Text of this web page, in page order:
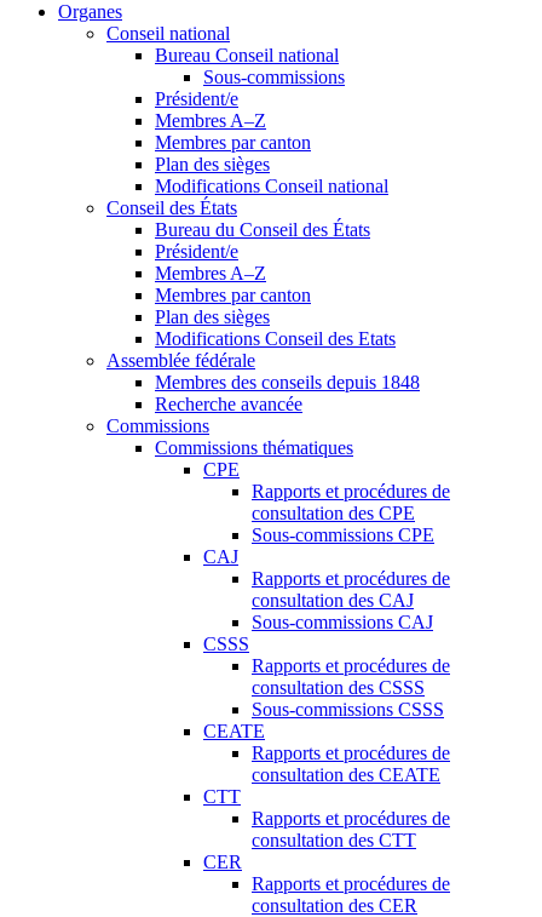
Organes
Conseil national
Bureau Conseil national
Sous-commissions
Président/e
Membres A–Z
Membres par canton
Plan des sièges
Modifications Conseil national
Conseil des États
Bureau du Conseil des États
Président/e
Membres A–Z
Membres par canton
Plan des sièges
Modifications Conseil des Etats
Assemblée fédérale
Membres des conseils depuis 1848
Recherche avancée
Commissions
Commissions thématiques
CPE
Rapports et procédures de
consultation des CPE
Sous-commissions CPE
CAJ
Rapports et procédures de
consultation des CAJ
Sous-commissions CAJ
CSSS
Rapports et procédures de
consultation des CSSS
Sous-commissions CSSS
CEATE
Rapports et procédures de
consultation des CEATE
CTT
Rapports et procédures de
consultation des CTT
CER
Rapports et procédures de
consultation des CER